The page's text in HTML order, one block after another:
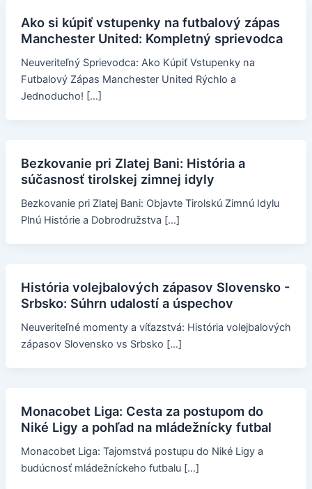
Ako si kúpiť vstupenky na futbalový zápas
Manchester United: Kompletný sprievodca
Neuveriteľný Sprievodca: Ako Kúpiť Vstupenky na
Futbalový Zápas Manchester United Rýchlo a
Jednoducho! […]
Bezkovanie pri Zlatej Bani: História a
súčasnosť tirolskej zimnej idyly
Bezkovanie pri Zlatej Bani: Objavte Tirolskú Zimnú Idylu
Plnú Histórie a Dobrodružstva […]
História volejbalových zápasov Slovensko -
Srbsko: Súhrn udalostí a úspechov
Neuveriteľné momenty a víťazstvá: História volejbalových
zápasov Slovensko vs Srbsko […]
Monacobet Liga: Cesta za postupom do
Niké Ligy a pohľad na mládežnícky futbal
Monacobet Liga: Tajomstvá postupu do Niké Ligy a
budúcnosť mládežníckeho futbalu […]